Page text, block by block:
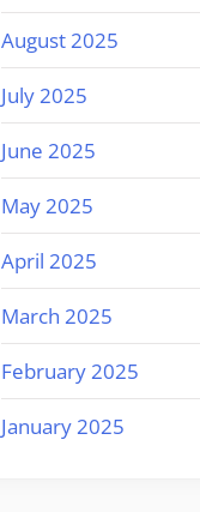
August 2025
July 2025
June 2025
May 2025
April 2025
March 2025
February 2025
January 2025